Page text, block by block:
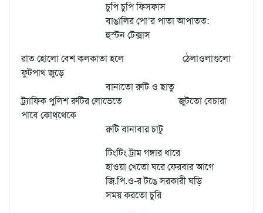
চুপি চুপি ফিসফাস
বাঙালির পো’র পাতা আপাতত:
হুস্টন টেক্সাস
রাত হোলো বেশ কলকাতা হলে ঠেলাওলাগুলো
ফুটপাথ জুড়ে
বানাতো রুটি ও ছাতু
ট্র্যাফিক পুলিশ রুটির লোভেতে জুটতো বেচারা
পাবে কোথ্‌থেকে
রুটি বানাবার চাটু
টিংটিং ট্রাম গঙ্গার ধারে
হাওয়া খেতো ঘরে ফেরবার আগে
জি.পি.ও-র টঙে সরকারী ঘড়ি
সময় করতো চুরি